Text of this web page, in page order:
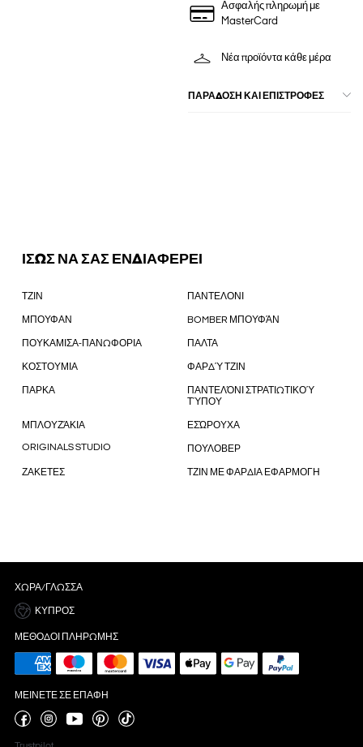
Ασφαλής πληρωμή με
MasterCard
Νέα προϊόντα κάθε μέρα
ΠΑΡΑΔΟΣΗ ΚΑΙ ΕΠΙΣΤΡΟΦΕΣ
ΙΣΩΣ ΝΑ ΣΑΣ ΕΝΔΙΑΦΕΡΕΙ
ΤΖΙΝ ΠΑΝΤΕΛΟΝΙ
ΜΠΟΥΦΑΝ BOMBER ΜΠΟΥΦΆΝ
ΠΟΥΚΑΜΙΣΑ-ΠΑΝΩΦΟΡΙΑ ΠΑΛΤΑ
ΚΟΣΤΟΥΜΙΑ ΦΑΡΔΎ ΤΖΙΝ
ΠΑΡΚΑ
ΠΑΝΤΕΛΌΝΙ ΣΤΡΑΤΙΩΤΙΚΟΎ
ΤΎΠΟΥ
ΜΠΛΟΥΖΆΚΙΑ ΕΣΏΡΟΥΧΑ
ORIGINALS STUDIO ΠΟΥΛΟΒΕΡ
ΖΑΚΕΤΕΣ ΤΖΙΝ ΜΕ ΦΑΡΔΙΑ ΕΦΑΡΜΟΓΗ
ΧΏΡΑ/ΓΛΏΣΣΑ
ΚΎΠΡΟΣ
ΜΈΘΟΔΟΙ ΠΛΗΡΩΜΉΣ
ΜΕΊΝΕΤΕ ΣΕ ΕΠΑΦΉ